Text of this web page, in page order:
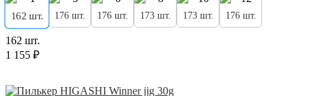
162 шт. 176 шт. 176 шт. 173 шт. 173 шт. 176 шт.
162 шт.
1 155 ₽